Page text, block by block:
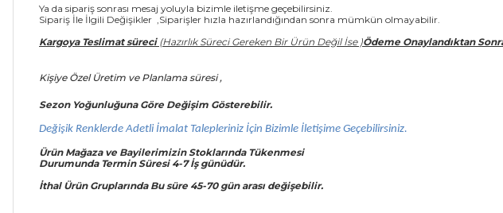
Ya da sipariş sonrası mesaj yoluyla bizimle iletişme geçebilirsiniz.
Sipariş İle İlgili Değişikler ,Siparişler hızla hazırlandığından sonra mümkün olmayabilir.
Kargoya Teslimat süreci (Hazırlık Süreci Gereken Bir Ürün Değil İse )Ödeme Onaylandıktan
Kişiye Özel Üretim ve Planlama süresi ,
Sezon Yoğunluğuna Göre Değişim Gösterebilir.
Değişik Renklerde Adetli İmalat Talepleriniz İçin Bizimle İletişime Geçebilirsiniz.
Ürün Mağaza ve Bayilerimizin Stoklarında Tükenmesi
Durumunda Termin Süresi 4-7 İş günüdür.
İthal Ürün Gruplarında Bu süre 45-70 gün arası değişebilir.